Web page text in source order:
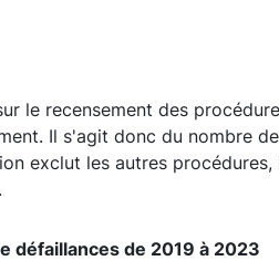
le recensement des
Il s'agit donc du nombre
exclut les autres
défaillances de 2019 à 2023